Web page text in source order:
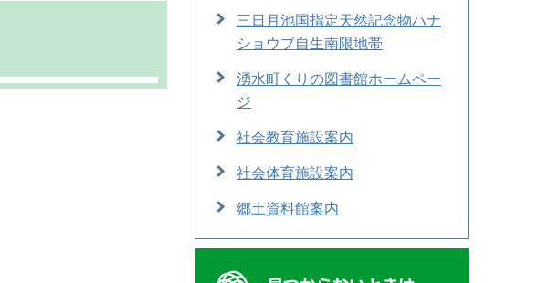
三日月池国指定天然記念物ハナ
ショウブ自生南限地帯
湧水町くりの図書館ホームペー
ジ
社会教育施設案内
社会体育施設案内
郷土資料館案内